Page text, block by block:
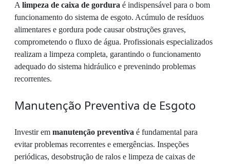
A limpeza de caixa de gordura é indispensável para o bom
funcionamento do sistema de esgoto. Acúmulo de resíduos
alimentares e gordura pode causar obstruções graves,
comprometendo o fluxo de água. Profissionais especializados
realizam a limpeza completa, garantindo o funcionamento
adequado do sistema hidráulico e prevenindo problemas
recorrentes.
Manutenção Preventiva de Esgoto
Investir em manutenção preventiva é fundamental para
evitar problemas recorrentes e emergências. Inspeções
periódicas, desobstrução de ralos e limpeza de caixas de